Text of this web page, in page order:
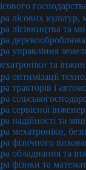
лісових культур,
лісівництва та
управління
та
оптимізації
тракторів і
cервісної
надійності та
мехатроніки,
фізичного
обладнання та
фізики та